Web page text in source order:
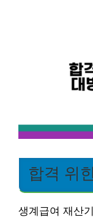
합격 위
생계급여 재산